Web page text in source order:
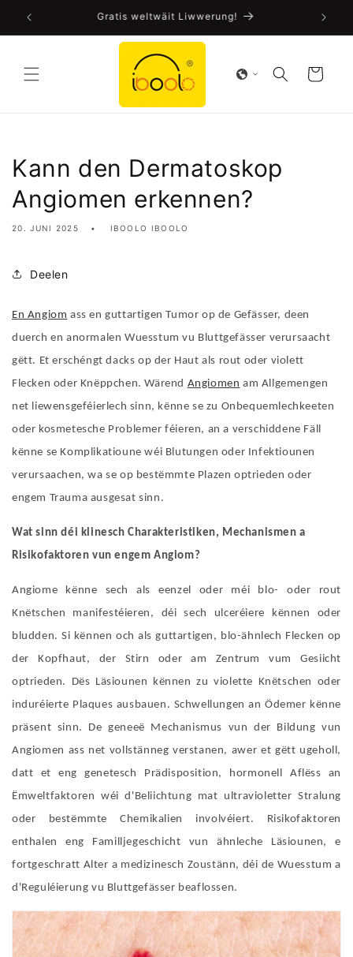
op den
Inhalt
FDA-gepréift CE-zertifizéiert!
Wuerekuerf
Kann den Dermatoskop
Angiomen erkennen?
20. JUNI 2025 IBOOLO IBOOLO
Deelen
En Angiom ass en guttartigen Tumor op de Gefässer, deen
duerch en anormalen Wuesstum vu Bluttgefässer verursaacht
gëtt. Et erschéngt dacks op der Haut als rout oder violett
Flecken oder Knëppchen. Wärend Angiomen am Allgemengen
net liewensgeféierlech sinn, kënne se zu Onbequemlechkeeten
oder kosmetesche Problemer féieren, an a verschiddene Fäll
kënne se Komplikatioune wéi Blutungen oder Infektiounen
verursaachen, wa se op bestëmmte Plazen optrieden oder
engem Trauma ausgesat sinn.
Wat sinn déi klinesch Charakteristiken, Mechanismen a
Risikofaktoren vun engem Angiom?
Angiome kënne sech als eenzel oder méi blo- oder rout
Knëtschen manifestéieren, déi sech ulceréiere kënnen oder
bludden. Si kënnen och als guttartigen, blo-ähnlech Flecken op
der Kopfhaut, der Stirn oder am Zentrum vum Gesiicht
optrieden. Dës Läsiounen kënnen zu violette Knëtschen oder
induréierte Plaques ausbauen. Schwellungen an Ödemer kënne
präsent sinn. De geneeë Mechanismus vun der Bildung vun
Angiomen ass net vollstänneg verstanen, awer et gëtt ugeholl,
datt et eng genetesch Prädisposition, hormonell Aflëss an
Ëmweltfaktoren wéi d'Beliichtung mat ultravioletter Stralung
oder bestëmmte Chemikalien involvéiert. Risikofaktoren
enthalen eng Familljegeschicht vun ähnleche Läsiounen, e
fortgeschratt Alter a medizinesch Zoustänn, déi de Wuesstum a
d'Reguléierung vu Bluttgefässer beaflossen.